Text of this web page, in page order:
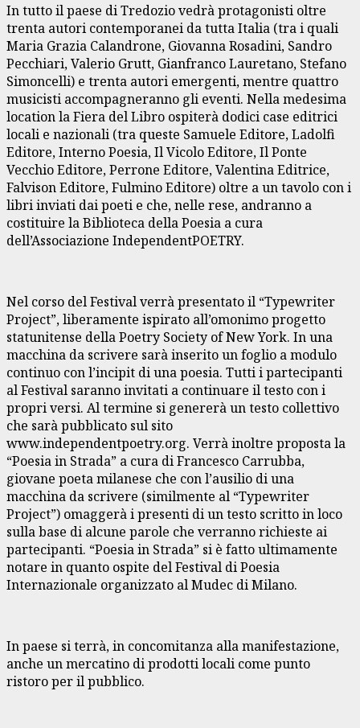
In tutto il paese di Tredozio vedrà protagonisti oltre
trenta autori contemporanei da tutta Italia (tra i quali
Maria Grazia Calandrone, Giovanna Rosadini, Sandro
Pecchiari, Valerio Grutt, Gianfranco Lauretano, Stefano
Simoncelli) e trenta autori emergenti, mentre quattro
musicisti accompagneranno gli eventi. Nella medesima
location la Fiera del Libro ospiterà dodici case editrici
locali e nazionali (tra queste Samuele Editore, Ladolfi
Editore, Interno Poesia, Il Vicolo Editore, Il Ponte
Vecchio Editore, Perrone Editore, Valentina Editrice,
Falvison Editore, Fulmino Editore) oltre a un tavolo con i
libri inviati dai poeti e che, nelle rese, andranno a
costituire la Biblioteca della Poesia a cura
dell’Associazione IndependentPOETRY.
Nel corso del Festival verrà presentato il “Typewriter
Project”, liberamente ispirato all’omonimo progetto
statunitense della Poetry Society of New York. In una
macchina da scrivere sarà inserito un foglio a modulo
continuo con l’incipit di una poesia. Tutti i partecipanti
al Festival saranno invitati a continuare il testo con i
propri versi. Al termine si genererà un testo collettivo
che sarà pubblicato sul sito
www.independentpoetry.org. Verrà inoltre proposta la
“Poesia in Strada” a cura di Francesco Carrubba,
giovane poeta milanese che con l’ausilio di una
macchina da scrivere (similmente al “Typewriter
Project”) omaggerà i presenti di un testo scritto in loco
sulla base di alcune parole che verranno richieste ai
partecipanti. “Poesia in Strada” si è fatto ultimamente
notare in quanto ospite del Festival di Poesia
Internazionale organizzato al Mudec di Milano.
In paese si terrà, in concomitanza alla manifestazione,
anche un mercatino di prodotti locali come punto
ristoro per il pubblico.